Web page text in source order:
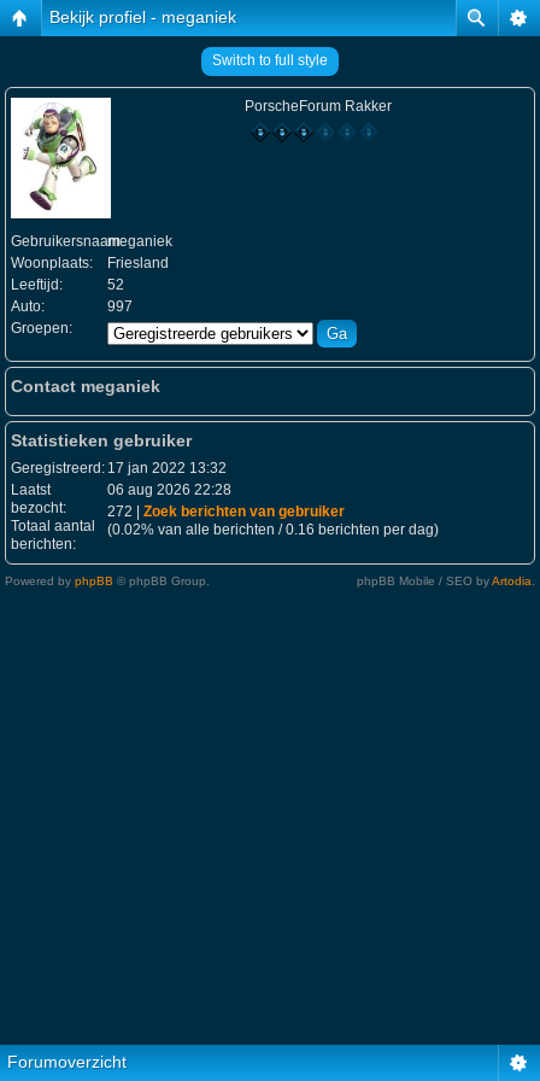
Bekijk profiel - meganiek
Switch to full style
PorscheForum Rakker
Gebruikersnaam:meganiek
Woonplaats:
Friesland
Leeftijd:
52
Auto:
997
Groepen:
Contact meganiek
Statistieken gebruiker
Geregistreerd: 17 jan 2022 13:32
Laatst
bezocht:
06 aug 2026 22:28
Totaal aantal
berichten:
272 | Zoek berichten van gebruiker
(0.02% van alle berichten / 0.16 berichten per dag)
Powered by phpBB © phpBB Group. phpBB Mobile / SEO byArtodia
Forumoverzicht